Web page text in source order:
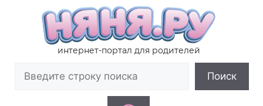
содержимому
интернет-портал для родителей
Поиск